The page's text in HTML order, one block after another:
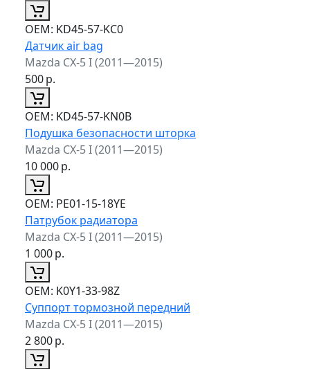
ОЕМ: KD45-57-KC0
Датчик air bag
Mazda CX-5 I (2011—2015)
500р.
ОЕМ: KD45-57-KN0B
Подушка безопасности шторка
Mazda CX-5 I (2011—2015)
10 000р.
ОЕМ: PE01-15-18YE
Патрубок радиатора
Mazda CX-5 I (2011—2015)
1 000р.
ОЕМ: K0Y1-33-98Z
Суппорт тормозной передний
Mazda CX-5 I (2011—2015)
2 800р.